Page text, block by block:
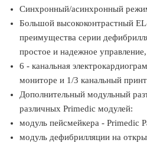
Синхронный/асинхронный
Большой высококонтрастный
преимущества серии
простое и надежное
6 - канальная
мониторе и 1/3 канальный
Дополнительный модульный
различных Primedic модулей:
модуль пейсмейкера - Primedic
модуль дефибрилляции на